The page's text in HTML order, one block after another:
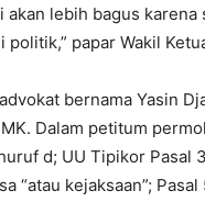
akan lebih bagus
papar Wakil
bernama Yasin
Dalam petitum
d; UU Tipikor Pasal
“atau kejaksaan”;